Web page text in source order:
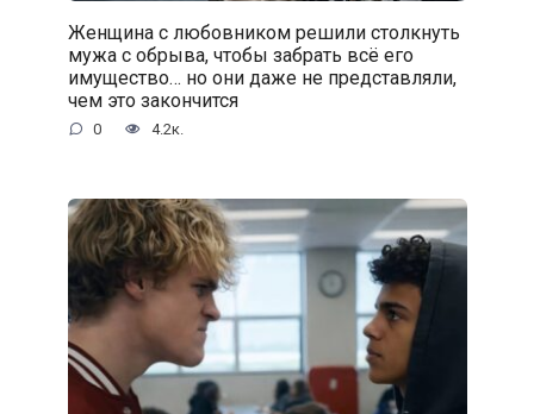
Женщина с любовником решили столкнуть
мужа с обрыва, чтобы забрать всё его
имущество… но они даже не представляли,
чем это закончится
0 4.2к.